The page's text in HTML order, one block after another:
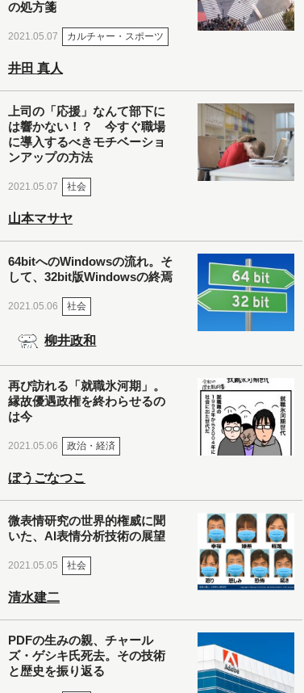
の処方箋
2021.05.07 カルチャー・スポーツ
井田 真人
上司の「応援」なんて部下に
は響かない！？ 今すぐ職場
に導入するべきモチベーショ
ンアップの方法
2021.05.07 社会
山本マサヤ
64bitへのWindowsの流れ。そ
して、32bit版Windowsの終焉
2021.05.06 社会
柳井政和
再び訪れる「就職氷河期」。
縁故優遇政権を終わらせるの
は今
2021.05.06 政治・経済
ぼうごなつこ
微表情研究の世界的権威に聞
いた、AI表情分析技術の展望
2021.05.05 社会
清水建二
PDFの生みの親、チャール
ズ・ゲシキ氏死去。その技術
と歴史を振り返る